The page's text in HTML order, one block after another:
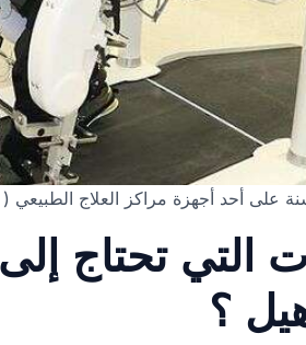
على أحد أجهزة مراكز العلاج الطبيعي
التي تحتاج
؟